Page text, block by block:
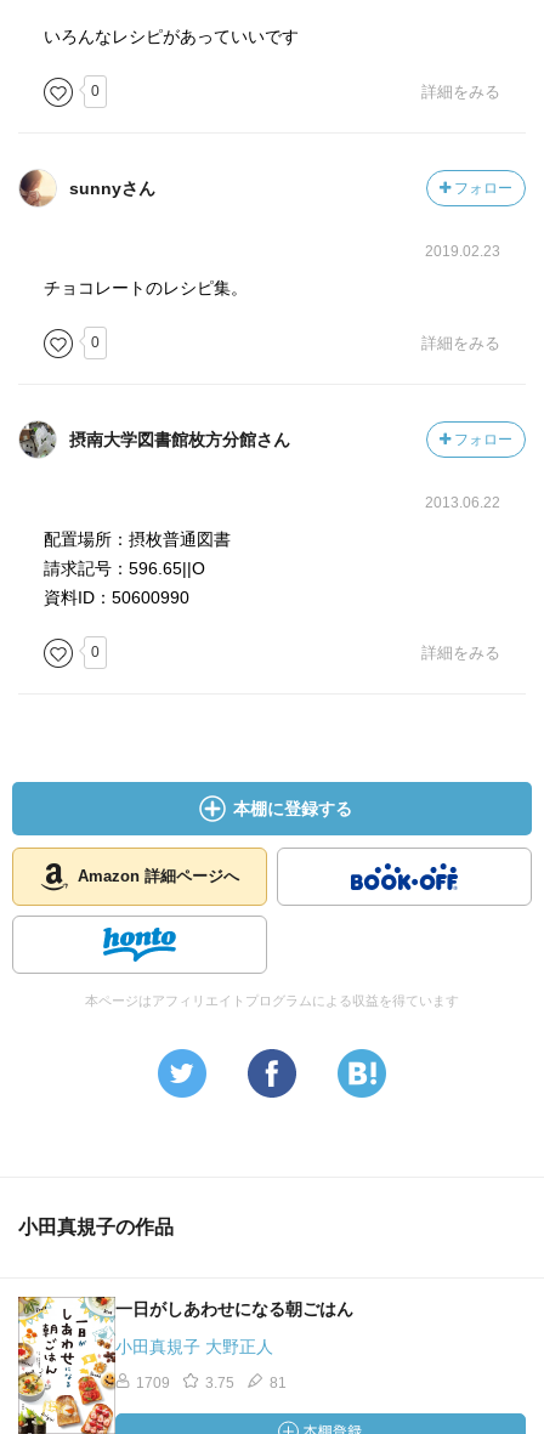
いろんなレシピがあっていいです
0 詳細をみる
sunnyさん フォロー
2019.02.23
チョコレートのレシピ集。
0 詳細をみる
摂南大学図書館枚方分館さん フォロー
2013.06.22
配置場所：摂枚普通図書
請求記号：596.65||O
資料ID：50600990
0 詳細をみる
本棚に登録する
Amazon 詳細ページへ
本ページはアフィリエイトプログラムによる収益を得ています
小田真規子の作品
一日がしあわせになる朝ごはん
小田真規子 大野正人
1709 3.75 81